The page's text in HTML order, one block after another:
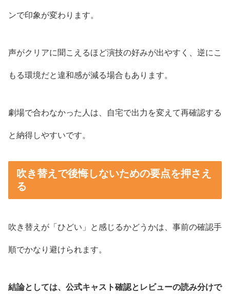
ンで印象が変わります。
声がクリアに聞こえるほど演技の好みが出やすく、逆にこ
もる環境だと違和感が減る場合もあります。
劇場で合わなかった人は、自宅で出力を変えて再確認する
と納得しやすいです。
吹き替えで後悔しないための要点を押さえ
る
吹き替えが「ひどい」と感じるかどうかは、事前の確認手
順でかなり避けられます。
結論としては、公式キャスト確認とレビューの読み分けで